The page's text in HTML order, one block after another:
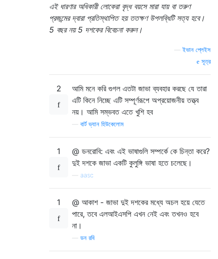
এই ধারণার অধিকারী লোকেরা বৃদ্ধ বয়সে মারা যায় বা তরুণ
প্রজন্মের দ্বারা প্রতিস্থাপিত হয় ততক্ষণ উপলব্ধিটি সত্য হবে।
5 বছর নয় 5 দশকের বিবেচনা করুন।
—ইভান প্লেইস
সূত্র
2
আমি মনে করি গুগল এতটা জাভা ব্যবহার করছে যে তারা
এটি কিনে নিচ্ছে এটি সম্পূর্ণরূপে অপ্রয়োজনীয় তত্ত্ব
নয়। আমি সম্ভবত এতে খুশি হব
বার্ট ভ্যান হিউকেলোম
1
@ ডনরোবি: এবং এই ভাষাগুলি সম্পর্কে কে চিন্তা করে?
দুই দশকে জাভা একটি কুলুঙ্গি ভাষা হতে চলেছে।
aasc
1
@ আকাশ - জাভা দুই দশকের মধ্যে অচল হয়ে যেতে
পারে, তবে এলআইএসপি এখন নেই এবং তখনও হবে
না।
ডন রবি